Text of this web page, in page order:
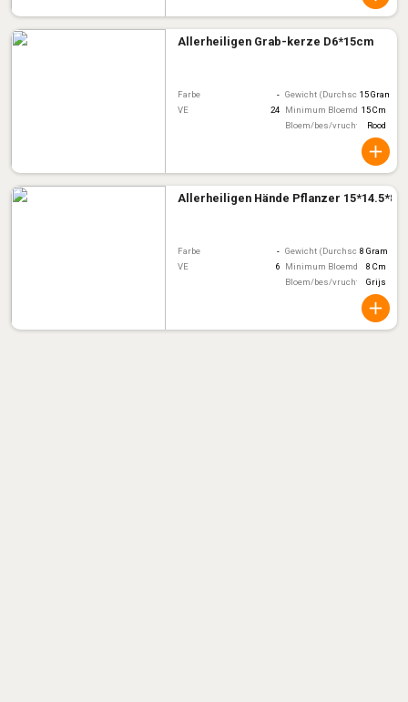
Allerheiligen Grab-kerze D6*15cm
Farbe - Gewicht (Durchschnitt)
15 Gram
VE
24 Minimum Bloemdiameter
15 Cm
Bloem/bes/vruchtkleur
Rood
Allerheiligen Hände Pflanzer
Farbe - Gewicht (Durchschnitt)
8 Gram
VE
6 Minimum Bloemdiameter
8 Cm
Bloem/bes/vruchtkleur
Grijs